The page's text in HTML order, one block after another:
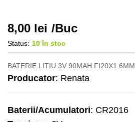
8,00 lei /Buc
Status: 10 în stoc
BATERIE LITIU 3V 90MAH FI20X1.6MM
Producator: Renata
Baterii/Acumulatori: CR2016